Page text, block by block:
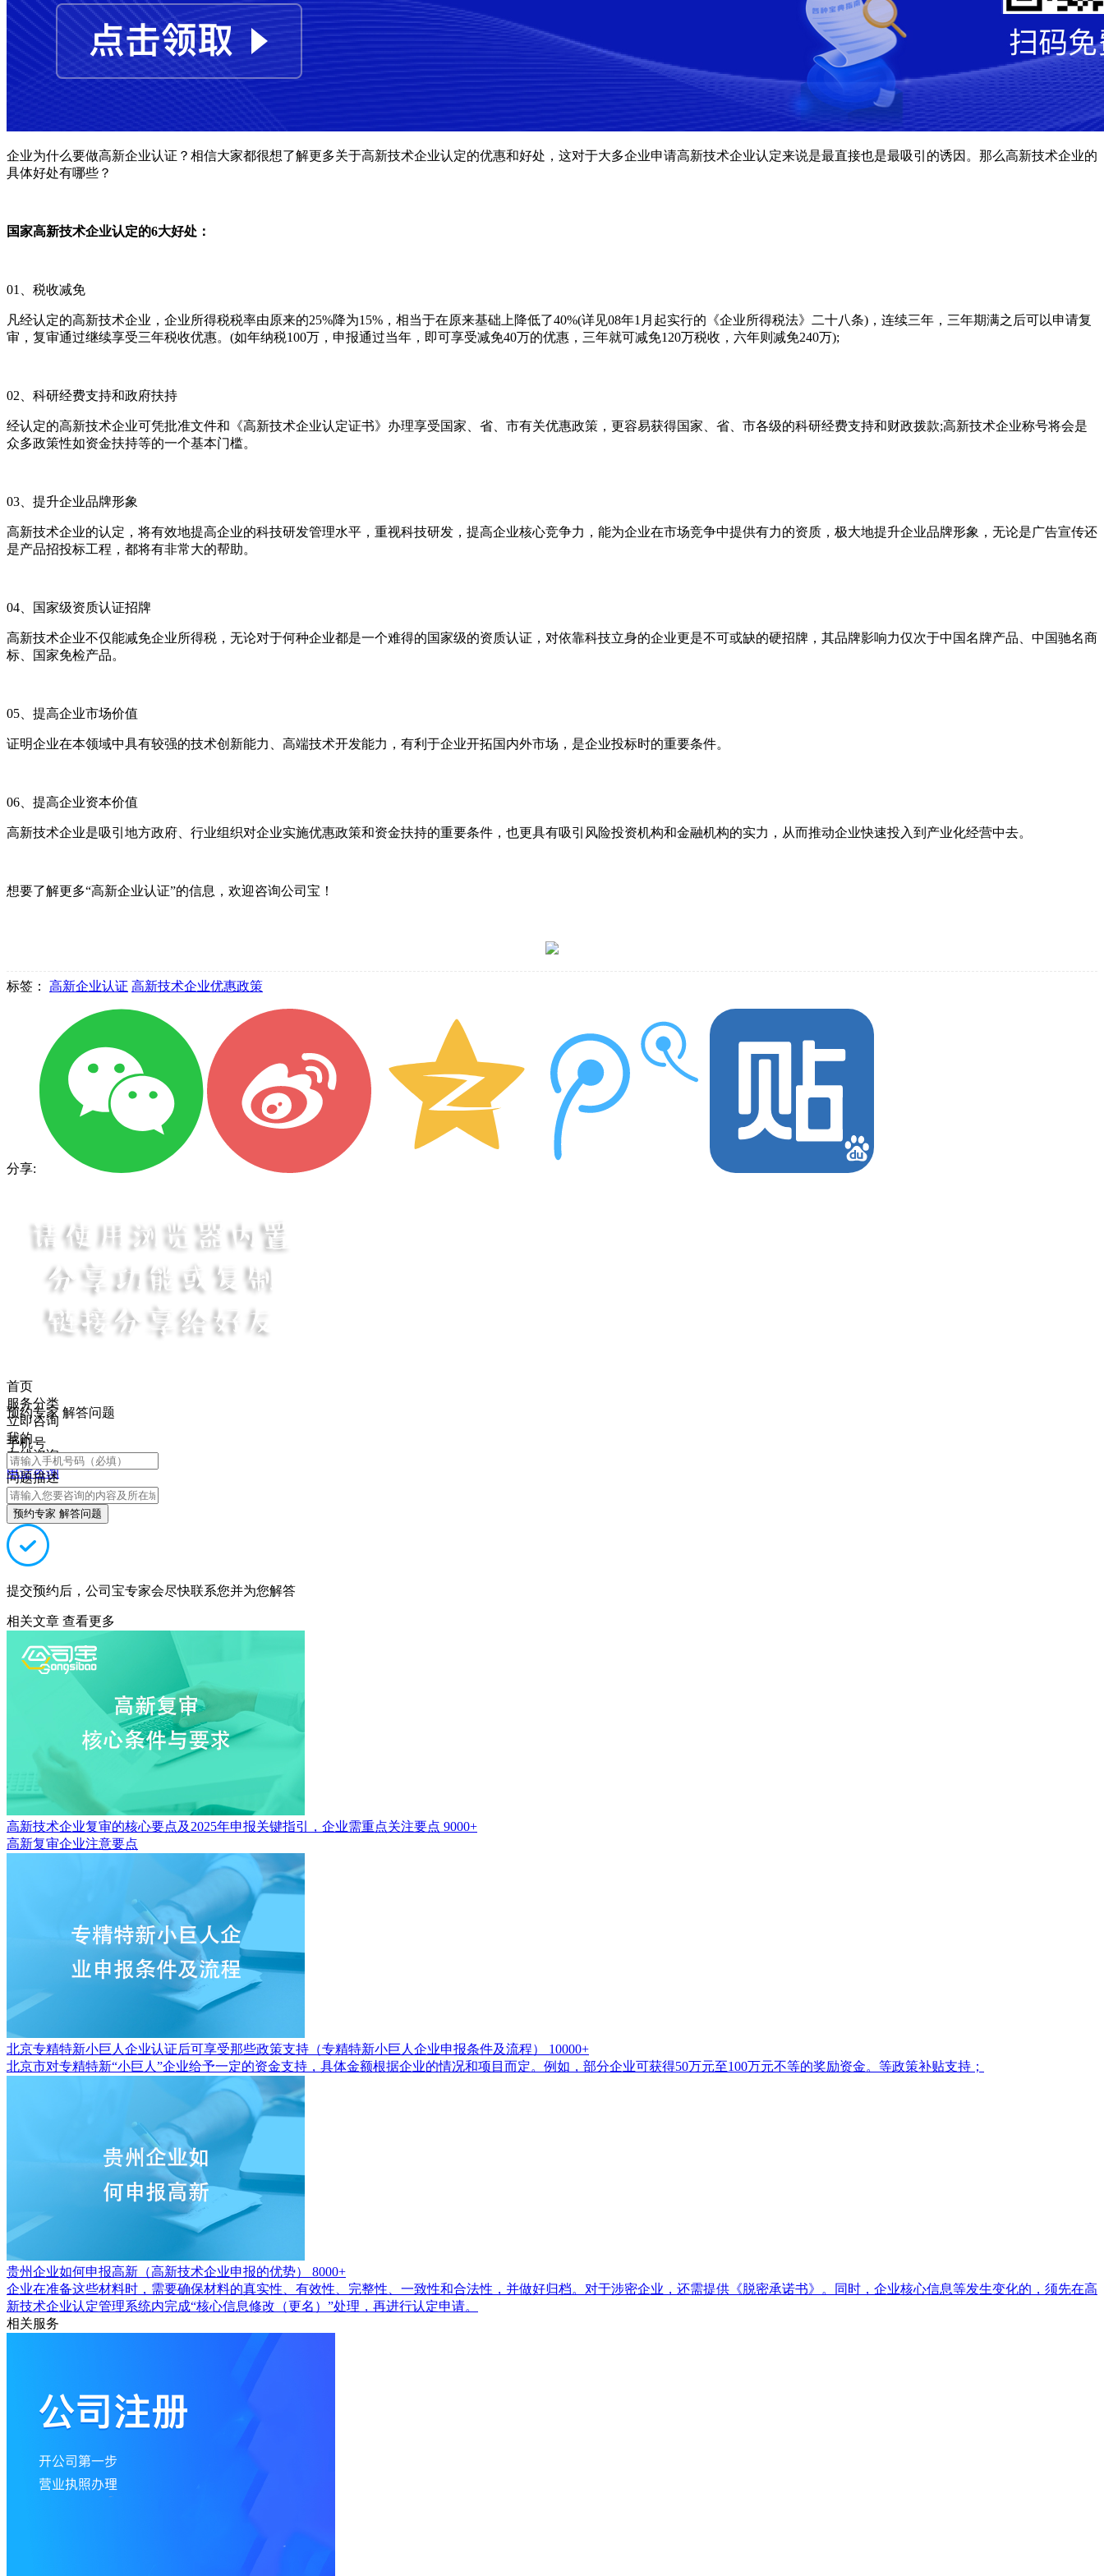
企业为什么要做高新企业认证？相信大家都很想了解更多关于高新技术企业认定的优惠和好处，这对于大多企业申请高新技术企业认定来说是最直接也是最吸引的诱因。那么高新技术企业的
具体好处有哪些？
国家高新技术企业认定的6大好处：
01、税收减免
凡经认定的高新技术企业，企业所得税税率由原来的25%降为15%，相当于在原来基础上降低了40%(详见08年1月起实行的《企业所得税法》二十八条)，连续三年，三年期满之后可以申请复
审，复审通过继续享受三年税收优惠。(如年纳税100万，申报通过当年，即可享受减免40万的优惠，三年就可减免120万税收，六年则减免240万);
02、科研经费支持和政府扶持
经认定的高新技术企业可凭批准文件和《高新技术企业认定证书》办理享受国家、省、市有关优惠政策，更容易获得国家、省、市各级的科研经费支持和财政拨款;高新技术企业称号将会是
众多政策性如资金扶持等的一个基本门槛。
03、提升企业品牌形象
高新技术企业的认定，将有效地提高企业的科技研发管理水平，重视科技研发，提高企业核心竞争力，能为企业在市场竞争中提供有力的资质，极大地提升企业品牌形象，无论是广告宣传还
是产品招投标工程，都将有非常大的帮助。
04、国家级资质认证招牌
高新技术企业不仅能减免企业所得税，无论对于何种企业都是一个难得的国家级的资质认证，对依靠科技立身的企业更是不可或缺的硬招牌，其品牌影响力仅次于中国名牌产品、中国驰名商
标、国家免检产品。
05、提高企业市场价值
证明企业在本领域中具有较强的技术创新能力、高端技术开发能力，有利于企业开拓国内外市场，是企业投标时的重要条件。
06、提高企业资本价值
高新技术企业是吸引地方政府、行业组织对企业实施优惠政策和资金扶持的重要条件，也更具有吸引风险投资机构和金融机构的实力，从而推动企业快速投入到产业化经营中去。
想要了解更多“高新企业认证”的信息，欢迎咨询公司宝！
标签： 高新企业认证 高新技术企业优惠政策
分享:
首页
服务分类
立即咨询
我的
在线咨询
电话咨询
预约专家 解答问题
手机号
问题描述
预约专家 解答问题
提交预约后，公司宝专家会尽快联系您并为您解答
相关文章 查看更多
高新技术企业复审的核心要点及2025年申报关键指引，企业需重点关注要点 9000+
高新复审企业注意要点
北京专精特新小巨人企业认证后可享受那些政策支持（专精特新小巨人企业申报条件及流程）
10000+
北京市对专精特新“小巨人”企业给予一定的资金支持，具体金额根据企业的情况和项目而定。例如，部分企业可获得50万元至100万元不等的奖励资金。等政策补贴支持；
贵州企业如何申报高新（高新技术企业申报的优势）
8000+
企业在准备这些材料时，需要确保材料的真实性、有效性、完整性、一致性和合法性，并做好归档。对于涉密企业，还需提供《脱密承诺书》。同时，企业核心信息等发生变化的，须先在高
新技术企业认定管理系统内完成“核心信息修改（更名）”处理，再进行认定申请。
相关服务